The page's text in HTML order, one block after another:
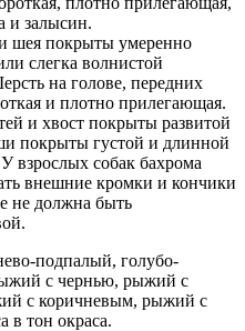
и залысин.
шея покрыты умеренно
слегка волнистой
на голове, передних
и плотно прилегающая.
и хвост покрыты развитой
покрыты густой и длинной
взрослых собак бахрома
внешние кромки и кончики
не должна быть
подпалый, голубо-
с чернью, рыжий с
с коричневым, рыжий с
тон окраса.